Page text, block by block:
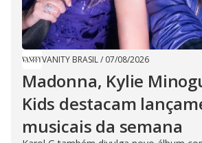
VANITY BRASIL/ 07/08/2026
Madonna, Kylie
Kids destacam
musicais da semana